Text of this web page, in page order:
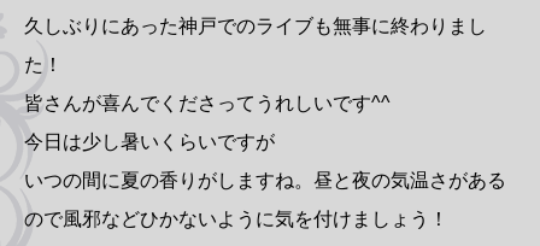
久しぶりにあった神戸でのライブも無事に終わりまし
た！
皆さんが喜んでくださってうれしいです^^
今日は少し暑いくらいですが
いつの間に夏の香りがしますね。昼と夜の気温さがある
ので風邪などひかないように気を付けましょう！